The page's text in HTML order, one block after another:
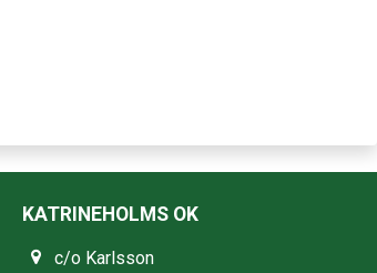
KATRINEHOLMS OK
c/o Karlsson